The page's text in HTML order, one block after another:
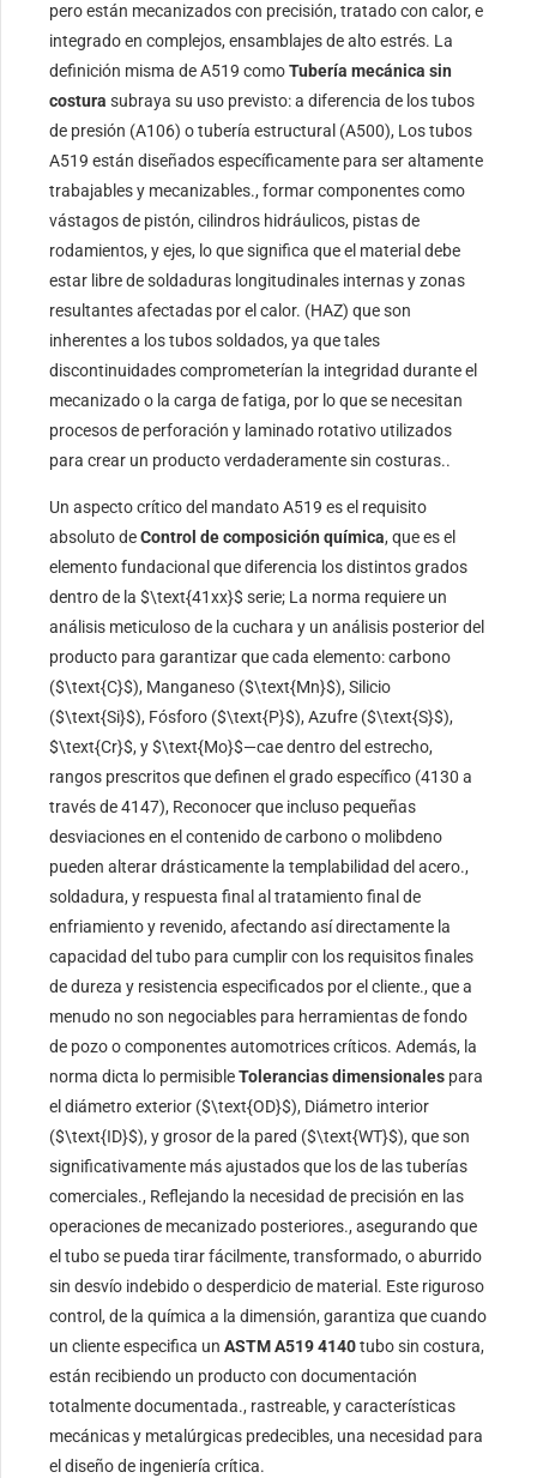
pero están mecanizados con precisión, tratado con calor, e
integrado en complejos, ensamblajes de alto estrés. La
definición misma de A519 comoTubería mecánica sin
costura subraya su uso previsto: a diferencia de los tubos
de presión (A106) o tubería estructural (A500), Los tubos
A519 están diseñados específicamente para ser altamente
trabajables y mecanizables., formar componentes como
vástagos de pistón, cilindros hidráulicos, pistas de
rodamientos, y ejes, lo que significa que el material debe
estar libre de soldaduras longitudinales internas y zonas
resultantes afectadas por el calor. (HAZ) que son
inherentes a los tubos soldados, ya que tales
discontinuidades comprometerían la integridad durante el
mecanizado o la carga de fatiga, por lo que se necesitan
procesos de perforación y laminado rotativo utilizados
para crear un producto verdaderamente sin costuras..
Un aspecto crítico del mandato A519 es el requisito
absoluto deControl de composición química, que es el
elemento fundacional que diferencia los distintos grados
dentro de la$\text{41xx}$ serie; La norma requiere un
análisis meticuloso de la cuchara y un análisis posterior del
producto para garantizar que cada elemento: carbono
($\text{C}$), Manganeso ($\text{Mn}$), Silicio
($\text{Si}$), Fósforo ($\text{P}$), Azufre ($\text{S}$),
$\text{Cr}$, y$\text{Mo}$—cae dentro del estrecho,
rangos prescritos que definen el grado específico (4130 a
través de 4147), Reconocer que incluso pequeñas
desviaciones en el contenido de carbono o molibdeno
pueden alterar drásticamente la templabilidad del acero.,
soldadura, y respuesta final al tratamiento final de
enfriamiento y revenido, afectando así directamente la
capacidad del tubo para cumplir con los requisitos finales
de dureza y resistencia especificados por el cliente., que a
menudo no son negociables para herramientas de fondo
de pozo o componentes automotrices críticos. Además, la
norma dicta lo permisibleTolerancias dimensionales para
el diámetro exterior ($\text{OD}$), Diámetro interior
($\text{ID}$), y grosor de la pared ($\text{WT}$), que son
significativamente más ajustados que los de las tuberías
comerciales., Reflejando la necesidad de precisión en las
operaciones de mecanizado posteriores., asegurando que
el tubo se pueda tirar fácilmente, transformado, o aburrido
sin desvío indebido o desperdicio de material. Este riguroso
control, de la química a la dimensión, garantiza que cuando
un cliente especifica unASTM A519 4140tubo sin costura,
están recibiendo un producto con documentación
totalmente documentada., rastreable, y características
mecánicas y metalúrgicas predecibles, una necesidad para
el diseño de ingeniería crítica.